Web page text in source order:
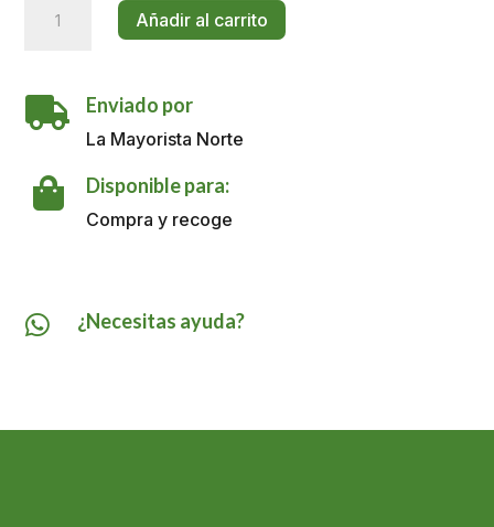
Bicarbnto
X
500
cantidad
Añadir al carrito
 Enviado por
La Mayorista Norte
 Disponible para:
Compra y recoge
 ¿Necesitas ayuda?